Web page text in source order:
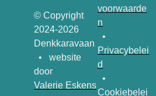
© Copyright
2024-2026
Denkkaravaan
• website
door
Valerie Eskens
voorwaarde
n
•
Privacybelei
d
•
Cookiebelei